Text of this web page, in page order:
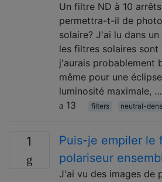
Un filtre ND à 10
permettra-t-il de
solaire? J'ai lu dans
les filtres solaires
j'aurais probablement
même pour une
luminosité maximale, …
13
filters neutral-
1
Puis-je empiler le
polariseur
J'ai vu des images de